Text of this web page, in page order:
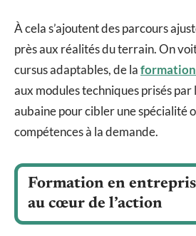
À cela s’ajoutent des parcours
près aux réalités du terrain. On
cursus adaptables, de la
aux modules techniques prisés
aubaine pour cibler une spécialité
compétences à la demande.
Formation en
au cœur de l’action